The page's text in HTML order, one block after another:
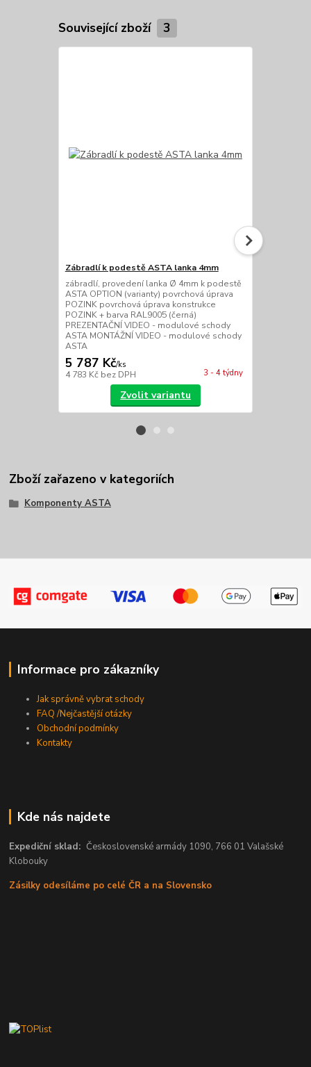
Související zboží 3
Zábradlí k podestě ASTA lanka 4mm
zábradlí, provedení lanka Ø 4mm k podestě
ASTA OPTION (varianty) povrchová úprava
POZINK povrchová úprava konstrukce
POZINK + barva RAL9005 (černá)
PREZENTAČNÍ VIDEO - modulové schody
ASTA MONTÁŽNÍ VIDEO - modulové schody
ASTA
5 787 Kč/ks
4 783 Kč bez DPH 3 - 4 týdny
Zvolit variantu
Zboží zařazeno v kategoriích
Komponenty ASTA
Informace pro zákazníky
Jak správně vybrat schody
FAQ /Nejčastější otázky
Obchodní podmínky
Kontakty
Kde nás najdete
Expediční sklad:Československé armády 1090, 766 01 Valašské
Klobouky
Zásilky odesíláme po celé ČR a na Slovensko